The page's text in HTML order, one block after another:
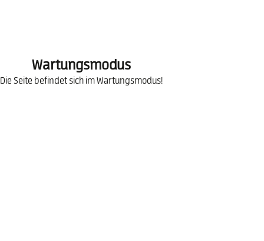
Wartungsmodus
Die Seite befindet sich im Wartungsmodus!